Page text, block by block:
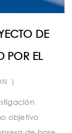
DE
POR EL
|
objetivo